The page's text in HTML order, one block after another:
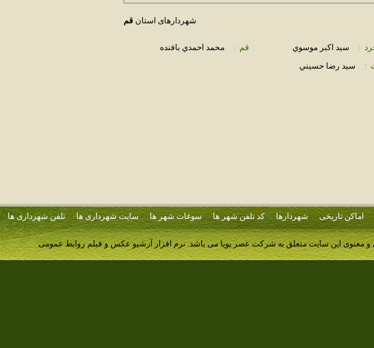
شهردارهای استانقم
: سيد اكبر موسوي قم :
محمد احمدي بافنده
: سيد رضا حسيني
اماکن تاریخی شهردارها کد تلفن شهر ها سوغات شهر ها سایت شهرداری ها تلفن شهرداری ها
و معنوی این سایت متعلق به شرکت عصر پویا می باشد.نرم افزار آرشیو عکس و فیلم روابط عمومی